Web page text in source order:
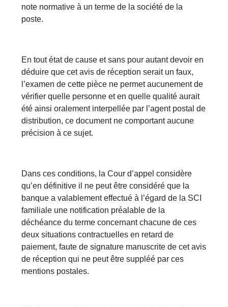
note normative à un terme de la société de la
poste.
En tout état de cause et sans pour autant devoir en
déduire que cet avis de réception serait un faux,
l’examen de cette pièce ne permet aucunement de
vérifier quelle personne et en quelle qualité aurait
été ainsi oralement interpellée par l’agent postal de
distribution, ce document ne comportant aucune
précision à ce sujet.
Dans ces conditions, la Cour d’appel considère
qu’en définitive il ne peut être considéré que la
banque a valablement effectué à l’égard de la SCI
familiale une notification préalable de la
déchéance du terme concernant chacune de ces
deux situations contractuelles en retard de
paiement, faute de signature manuscrite de cet avis
de réception qui ne peut être suppléé par ces
mentions postales.